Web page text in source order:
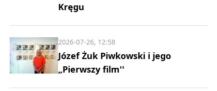
Kręgu
Józef Żuk Piwkowski i jego
„Pierwszy film''
2026-07-26, 12:58